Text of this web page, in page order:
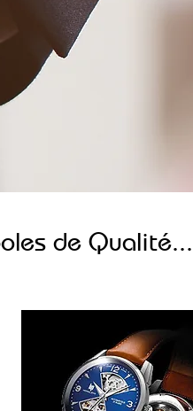
de Qualité...